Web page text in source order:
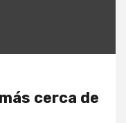
cerca de